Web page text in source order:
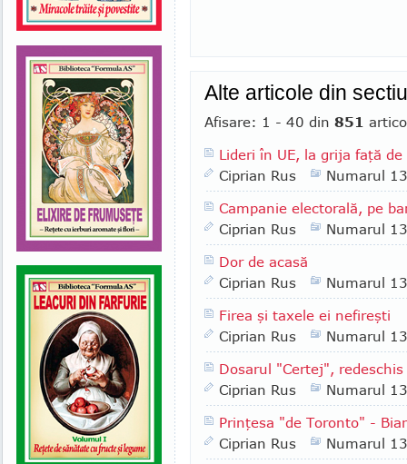
Alte articole din
Afisare: 1 - 40 din 851
Lideri în UE, la grija faţă
Ciprian Rus
Numarul
Campanie electorală, pe
Ciprian Rus
Numarul
Dor de acasă
Ciprian Rus
Numarul
Firea şi taxele ei nefireşti
Ciprian Rus
Numarul
Dosarul "Certej", redeschis
Ciprian Rus
Numarul
Prinţesa "de Toronto" -
Ciprian Rus
Numarul